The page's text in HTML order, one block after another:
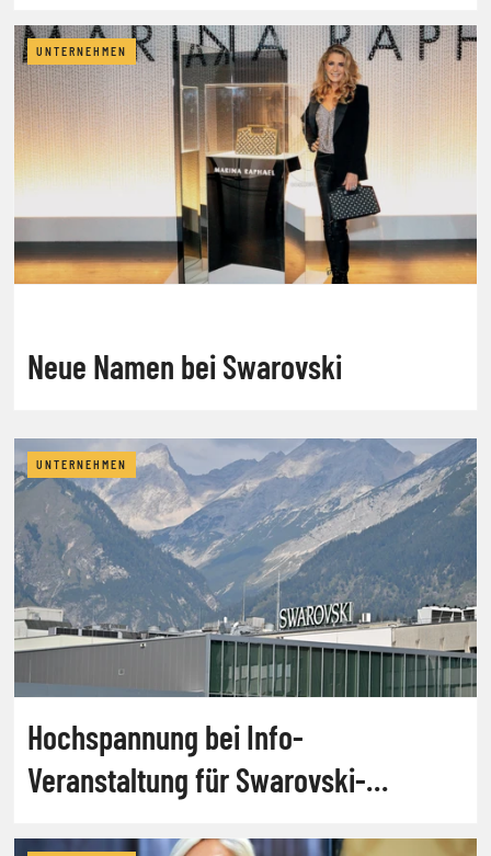
UNTERNEHMEN
Neue Namen bei Swarovski
UNTERNEHMEN
Hochspannung bei Info-
Veranstaltung für Swarovski-